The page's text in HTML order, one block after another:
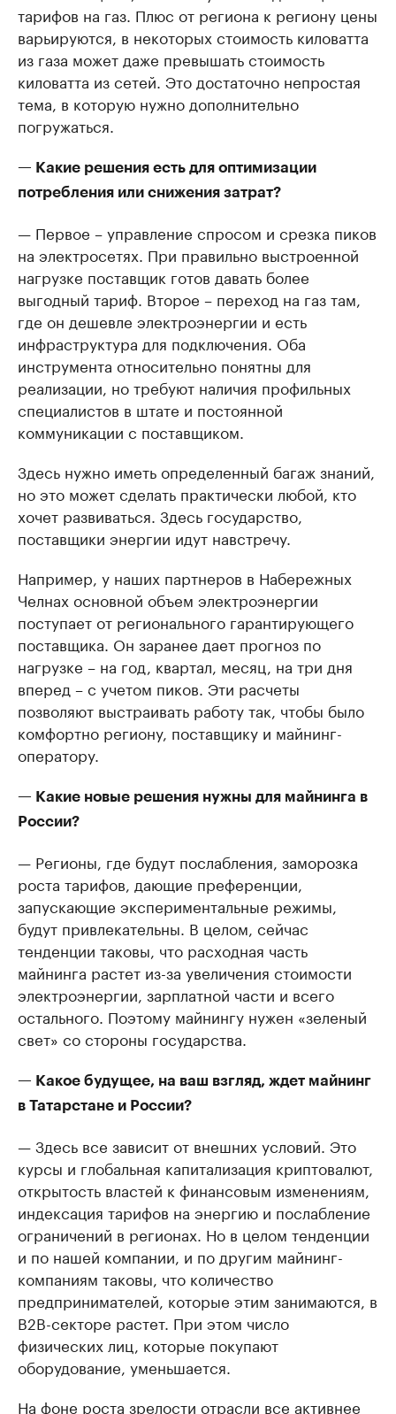
тарифов на газ. Плюс от региона к региону цены
варьируются, в некоторых стоимость киловатта
из газа может даже превышать стоимость
киловатта из сетей. Это достаточно непростая
тема, в которую нужно дополнительно
погружаться.
— Какие решения есть для оптимизации
потребления или снижения затрат?
— Первое – управление спросом и срезка пиков
на электросетях. При правильно выстроенной
нагрузке поставщик готов давать более
выгодный тариф. Второе – переход на газ там,
где он дешевле электроэнергии и есть
инфраструктура для подключения. Оба
инструмента относительно понятны для
реализации, но требуют наличия профильных
специалистов в штате и постоянной
коммуникации с поставщиком.
Здесь нужно иметь определенный багаж знаний,
но это может сделать практически любой, кто
хочет развиваться. Здесь государство,
поставщики энергии идут навстречу.
Например, у наших партнеров в Набережных
Челнах основной объем электроэнергии
поступает от регионального гарантирующего
поставщика. Он заранее дает прогноз по
нагрузке – на год, квартал, месяц, на три дня
вперед – с учетом пиков. Эти расчеты
позволяют выстраивать работу так, чтобы было
комфортно региону, поставщику и майнинг-
оператору.
— Какие новые решения нужны для майнинга в
России?
— Регионы, где будут послабления, заморозка
роста тарифов, дающие преференции,
запускающие экспериментальные режимы,
будут привлекательны. В целом, сейчас
тенденции таковы, что расходная часть
майнинга растет из-за увеличения стоимости
электроэнергии, зарплатной части и всего
остального. Поэтому майнингу нужен «зеленый
свет» со стороны государства.
— Какое будущее, на ваш взгляд, ждет майнинг
в Татарстане и России?
— Здесь все зависит от внешних условий. Это
курсы и глобальная капитализация криптовалют,
открытость властей к финансовым изменениям,
индексация тарифов на энергию и послабление
ограничений в регионах. Но в целом тенденции
и по нашей компании, и по другим майнинг-
компаниям таковы, что количество
предпринимателей, которые этим занимаются, в
B2B-секторе растет. При этом число
физических лиц, которые покупают
оборудование, уменьшается.
На фоне роста зрелости отрасли все активнее